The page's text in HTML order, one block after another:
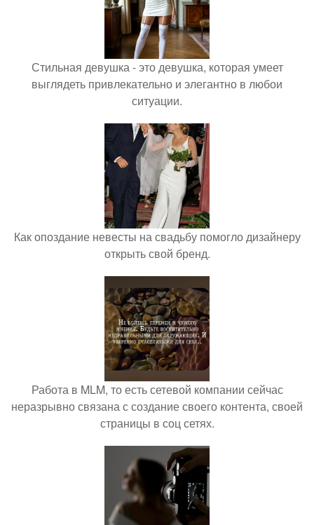
Стильная девушка - это девушка, которая умеет
выглядеть привлекательно и элегантно в любои
ситуации.
Как опоздание невесты на свадьбу помогло дизайнеру
открыть свой бренд.
Работа в MLM, то есть сетевой компании сейчас
неразрывно связана с создание своего контента, своей
страницы в соц сетях.